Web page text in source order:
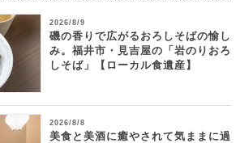
2026/8/9
磯の香りで広がるおろしそばの愉し
み。福井市・見吉屋の「岩のりおろ
しそば」【ローカル食遺産】
2026/8/8
美食と美酒に癒やされて気ままに過